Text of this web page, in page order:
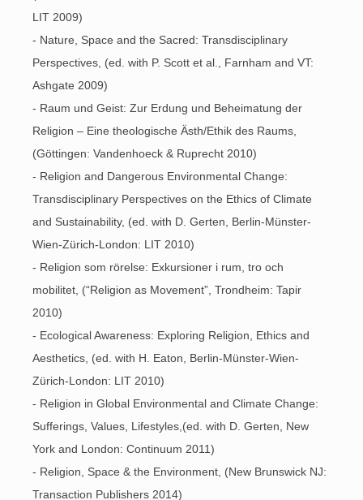
LIT 2009)
- Nature, Space and the Sacred: Transdisciplinary
Perspectives, (ed. with P. Scott et al., Farnham and VT:
Ashgate 2009)
- Raum und Geist: Zur Erdung und Beheimatung der
Religion – Eine theologische Ästh/Ethik des Raums,
(Göttingen: Vandenhoeck & Ruprecht 2010)
- Religion and Dangerous Environmental Change:
Transdisciplinary Perspectives on the Ethics of Climate
and Sustainability, (ed. with D. Gerten, Berlin-Münster-
Wien-Zürich-London: LIT 2010)
- Religion som rörelse: Exkursioner i rum, tro och
mobilitet, (“Religion as Movement”, Trondheim: Tapir
2010)
- Ecological Awareness: Exploring Religion, Ethics and
Aesthetics, (ed. with H. Eaton, Berlin-Münster-Wien-
Zürich-London: LIT 2010)
- Religion in Global Environmental and Climate Change:
Sufferings, Values, Lifestyles,(ed. with D. Gerten, New
York and London: Continuum 2011)
- Religion, Space & the Environment, (New Brunswick NJ:
Transaction Publishers 2014)